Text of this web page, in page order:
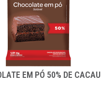
EM PÓ 50% DE CACAU